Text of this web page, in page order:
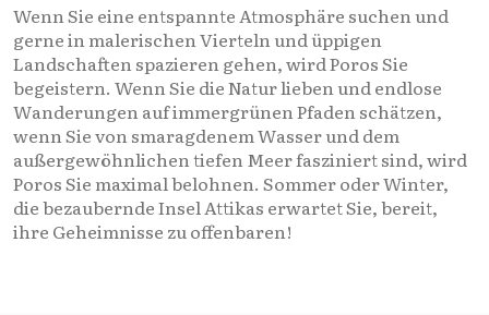
Wenn Sie eine entspannte Atmosphäre suchen und
gerne in malerischen Vierteln und üppigen
Landschaften spazieren gehen, wird Poros Sie
begeistern. Wenn Sie die Natur lieben und endlose
Wanderungen auf immergrünen Pfaden schätzen,
wenn Sie von smaragdenem Wasser und dem
außergewöhnlichen tiefen Meer fasziniert sind, wird
Poros Sie maximal belohnen. Sommer oder Winter,
die bezaubernde Insel Attikas erwartet Sie, bereit,
ihre Geheimnisse zu offenbaren!